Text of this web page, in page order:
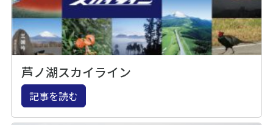
芦ノ湖スカイライン
記事を読む